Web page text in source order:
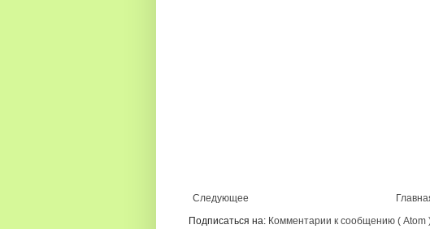
Следующее
Подписаться на: Комментарии к сообщению ( Atom